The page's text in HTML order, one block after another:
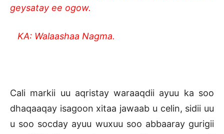
geysatay ee ogow.
KA: Walaashaa Nagma.
Cali markii uu aqristay waraaqdii ayuu ka soo
dhaqaaqay isagoon xitaa jawaab u celin, sidii uu
u soo socday ayuu wuxuu soo abbaaray gurigii